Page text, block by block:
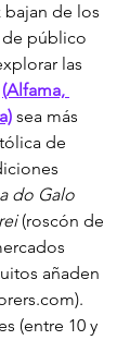
bajan de los
de público
las
(Alfama,
sea más
de
do Galo
(roscón de
añaden
(entre 10 y